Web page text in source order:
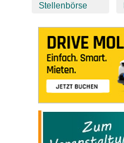
Stellenbörse